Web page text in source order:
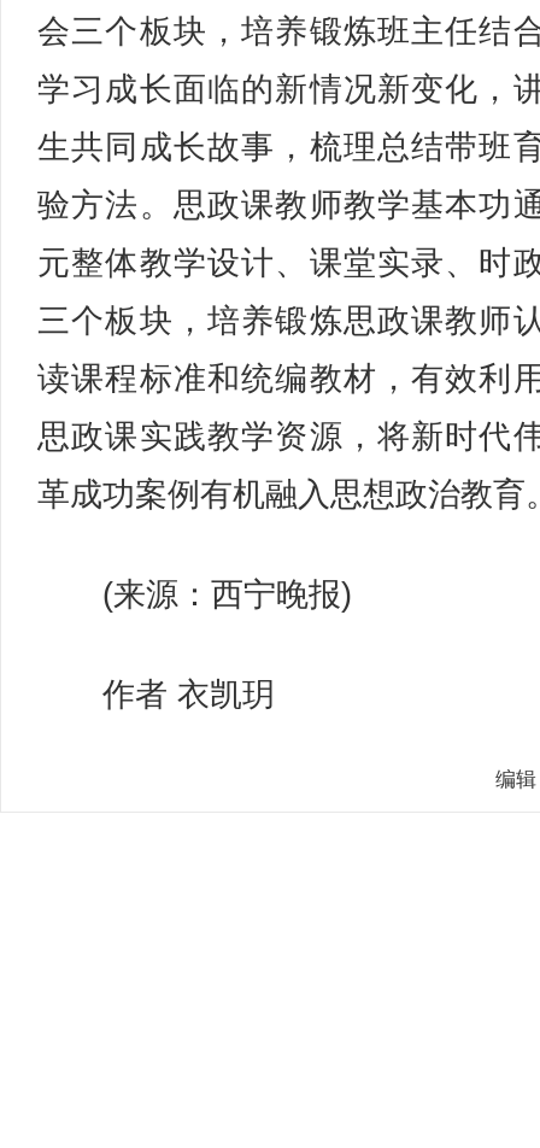
会三个板块，培养锻炼班主任结
学习成长面临的新情况新变化，
生共同成长故事，梳理总结带班
验方法。思政课教师教学基本功
元整体教学设计、课堂实录、时
三个板块，培养锻炼思政课教师
读课程标准和统编教材，有效利
思政课实践教学资源，将新时代
革成功案例有机融入思想政治教育
(来源：西宁晚报)
作者 衣凯玥
编